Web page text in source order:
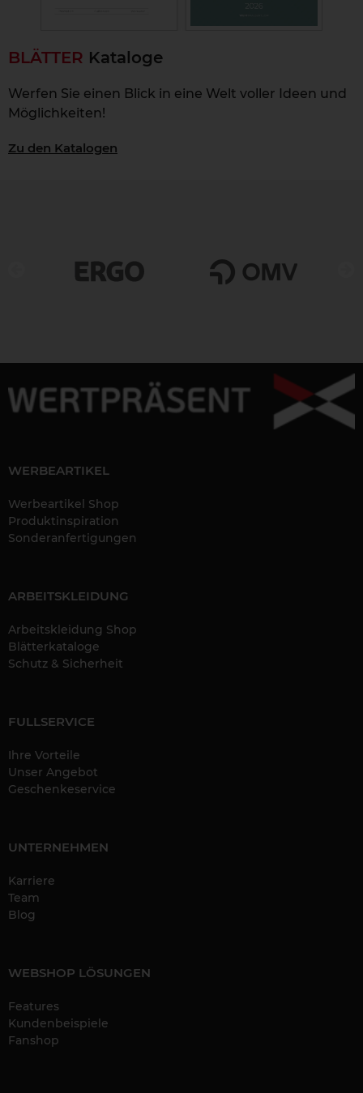
BLÄTTER Kataloge
Werfen Sie einen Blick in eine Welt voller Ideen und
Möglichkeiten!
Zu den Katalogen
WERBEARTIKEL
Werbeartikel Shop
Produktinspiration
Sonderanfertigungen
ARBEITSKLEIDUNG
Arbeitskleidung Shop
Blätterkataloge
Schutz & Sicherheit
FULLSERVICE
Ihre Vorteile
Unser Angebot
Geschenkeservice
UNTERNEHMEN
Karriere
Team
Blog
WEBSHOP LÖSUNGEN
Features
Kundenbeispiele
Fanshop